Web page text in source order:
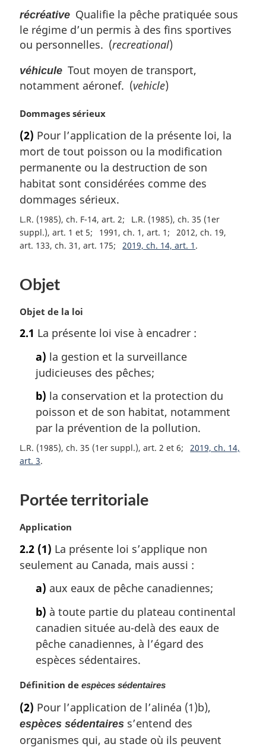
récréative Qualifie la pêche pratiquée sous
le régime d’un permis à des fins sportives
ou personnelles. (recreational)
véhicule Tout moyen de transport,
notamment aéronef. (vehicle)
N
t
e
m
a
g
i
n
a
:
Dommages sérieux
(2) Pour l’application de la présente loi, la
mort de tout poisson ou la modification
permanente ou la destruction de son
habitat sont considérées comme des
dommages sérieux.
L.R. (1985), ch. F-14, art. 2
L.R. (1985), ch. 35 (1er
suppl.), art. 1 et 5
1991, ch. 1, art. 1
2012, ch. 19,
art. 133, ch. 31, art. 175
2019, ch. 14, art. 1
Objet
N
t
l
e
Objet de la loi
2.1 La présente loi vise à encadrer :
a) la gestion et la surveillance
judicieuses des pêches;
b) la conservation et la protection du
poisson et de son habitat, notamment
par la prévention de la pollution.
L.R. (1985), ch. 35 (1er suppl.), art. 2 et 6
2019, ch. 14,
art. 3
Portée territoriale
N
t
e
e
Application
2.2 (1) La présente loi s’applique non
seulement au Canada, mais aussi :
a) aux eaux de pêche canadiennes;
b) à toute partie du plateau continental
canadien située au-delà des eaux de
pêche canadiennes, à l’égard des
espèces sédentaires.
N
t
e
m
Définition de espèces sédentaires
(2) Pour l’application de l’alinéa (1)b),
espèces sédentaires s’entend des
organismes qui, au stade où ils peuvent